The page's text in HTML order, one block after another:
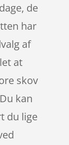
de
har
af
at
skov
kan
du lige